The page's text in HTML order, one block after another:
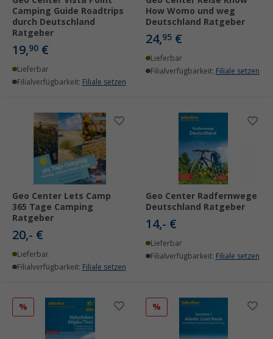
Camping Guide Roadtrips
durch Deutschland
Ratgeber
19,90 €
Lieferbar
Filialverfügbarkeit: Filiale setzen
How Womo und weg
Deutschland Ratgeber
24,95 €
Lieferbar
Filialverfügbarkeit: Filiale setzen
Geo Center Lets Camp
365 Tage Camping
Ratgeber
20,- €
Lieferbar
Filialverfügbarkeit: Filiale setzen
Geo Center Radfernwege
Deutschland Ratgeber
14,- €
Lieferbar
Filialverfügbarkeit: Filiale setzen
% %